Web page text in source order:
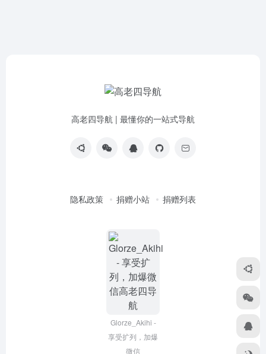
高老四导航 | 最懂你的一站式导航
隐私政策 捐赠小站 捐赠列表
Glorze_Akihi -
享受扩列，加爆
微信